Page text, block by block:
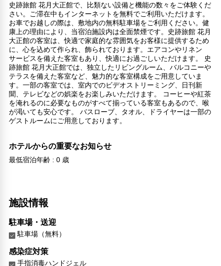
史跡旅館 花月大正館で、比類ない設備と機能の数々をご体験くだ
さい。ご滞在中もインターネットを無料でご利用いただけます。
お車でお越しの際は、敷地内の無料駐車場をご利用ください。健
康上の理由により、当宿泊施設内は全面禁煙です。史跡旅館 花月
大正館の客室は、快適で家庭的な雰囲気をお客様に提供するため
に、心を込めて作られ、飾られております。エアコンやリネン
サービスを備えた客室もあり、快適にお過ごしいただけます。 史
跡旅館 花月大正館では、独立したリビングルーム、バルコニーや
テラスを備えた客室など、魅力的な客室構成をご用意していま
す。一部の客室では、室内でのビデオストリーミング、日刊新
聞、テレビなどの娯楽をお楽しみいただけます。 コーヒーや紅茶
を淹れるのに必要なものがすべて揃っている客室もあるので、喉
が渇いても安心です。 バスローブ、タオル、ドライヤーは一部の
ゲストルームにご用意しております。
ホテルからの重要なお知らせ
最低宿泊年齢 : 0 歳
施設情報
駐車場・送迎
駐車場（無料）
感染症対策
手指消毒ハンドジェル